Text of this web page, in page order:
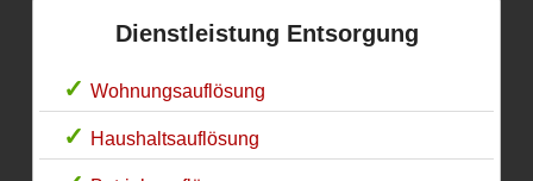
Dienstleistung Entsorgung
Wohnungsauflösung
Haushaltsauflösung